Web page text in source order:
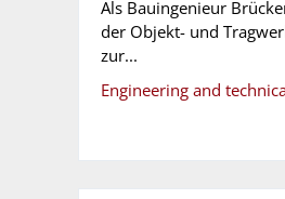
Als Bauingenieur
der Objekt- und
zur...
Engineering and